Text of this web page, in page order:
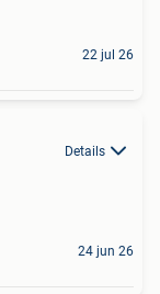
22 jul 26
Details
24 jun 26